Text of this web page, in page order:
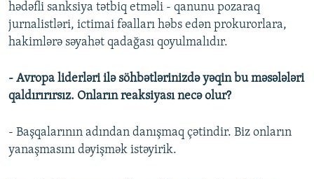
hədəfli sanksiya tətbiq etməli - qanunu pozaraq
jurnalistləri, ictimai fəalları həbs edən prokurorlara,
hakimlərə səyahət qadağası qoyulmalıdır.
- Avropa liderləri ilə söhbətlərinizdə yəqin bu məsələləri
qaldırırırsız. Onların reaksiyası necə olur?
- Başqalarının adından danışmaq çətindir. Biz onların
yanaşmasını dəyişmək istəyirik.